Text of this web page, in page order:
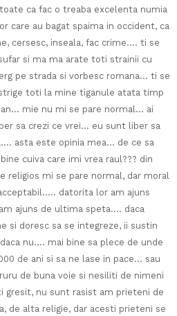
ca fac o treaba excelenta numia
care au bagat spaima in occident, ca
cersesc, inseala, fac crime…. ti se
si ma ma arate toti strainii cu
pe strada si vorbesc romana… ti se
toti la mine tiganule atata timp
mie nu mi se pare normal… ai
sa crezi ce vrei… eu sunt liber sa
asta este opinia mea… de ce sa
cuiva care imi vrea raul??? din
religios mi se pare normal, dar moral
datorita lor am ajuns
ajuns de ultima speta…. daca
si doresc sa se integreze, ii sustin
nu…. mai bine sa plece de unde
de ani si sa ne lase in pace… sau
de buna voie si nesiliti de nimeni
gresit, nu sunt rasist am prieteni de
de alta religie, dar acesti prieteni se